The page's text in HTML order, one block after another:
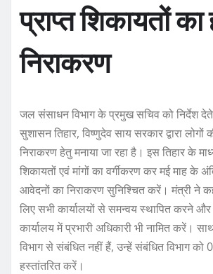
प्राप्त शिकायतों
निराकरण
जल संसाधन विभाग के प्रमुख सचिव को निर्देश
सुशासन तिहार, विष्णुदेव साय सरकार द्वारा
निराकरण हेतु मनाया जा रहा है। इस तिहार के
शिकायतों एवं मांगों का वर्गीकरण कर मई माह के
आवेदनों का निराकरण सुनिश्चित करें। मंत्री ने
लिए सभी कार्यालयों से समन्वय स्थापित करने
कार्यालय में प्रभारी अधिकारी भी नामित करें।
विभाग से संबंधित नहीं हैं, उन्हें संबंधित विभाग को
हस्तांतरित करें।